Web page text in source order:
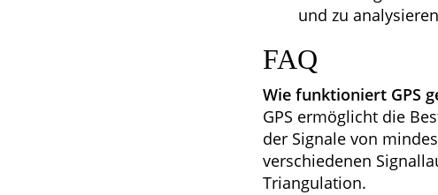
und zu
FAQ
Wie funktioniert GPS
GPS ermöglicht die
der Signale von
verschiedenen
Triangulation.